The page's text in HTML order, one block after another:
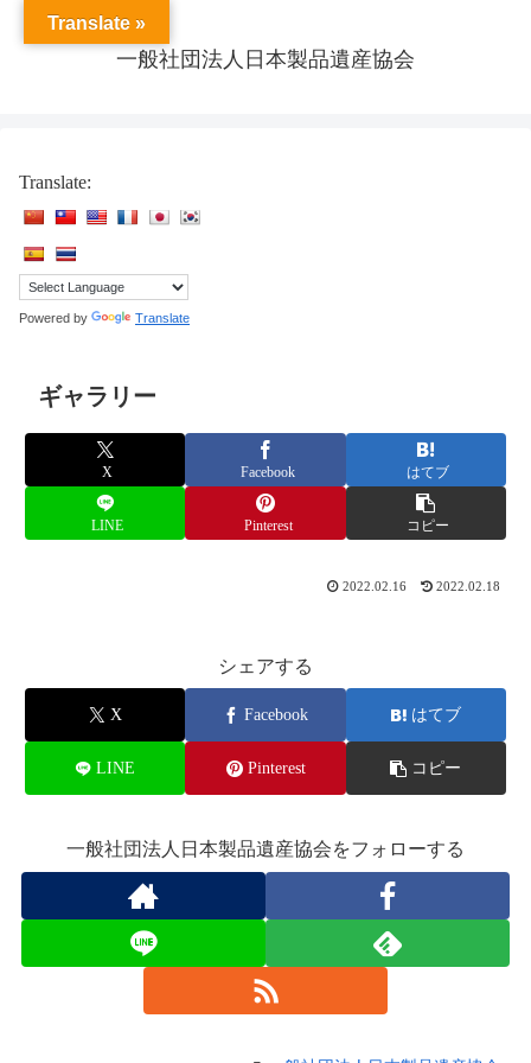
一般社団法人日本製品遺産協会
Translate:
Powered by Translate
ギャラリー
X Facebook はてブ
LINE Pinterest コピー
2022.02.16 2022.02.18
シェアする
X Facebook はてブ
LINE Pinterest コピー
一般社団法人日本製品遺産協会をフォローする
Translate »